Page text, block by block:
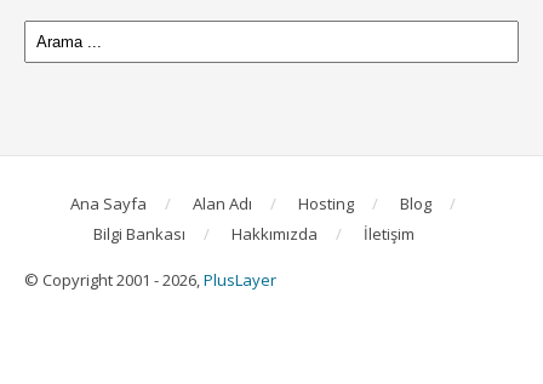
Ana Sayfa Alan Adı Hosting
Blog
Bilgi Bankası
Hakkımızda İletişim
© Copyright 2001 - 2026,PlusLayer